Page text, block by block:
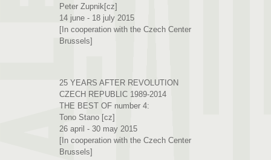
Peter Zupnik[cz]
14 june - 18 july 2015
[In cooperation with the Czech Center
Brussels]
25 YEARS AFTER REVOLUTION
CZECH REPUBLIC 1989-2014
THE BEST OF number 4:
Tono Stano [cz]
26 april - 30 may 2015
[In cooperation with the Czech Center
Brussels]